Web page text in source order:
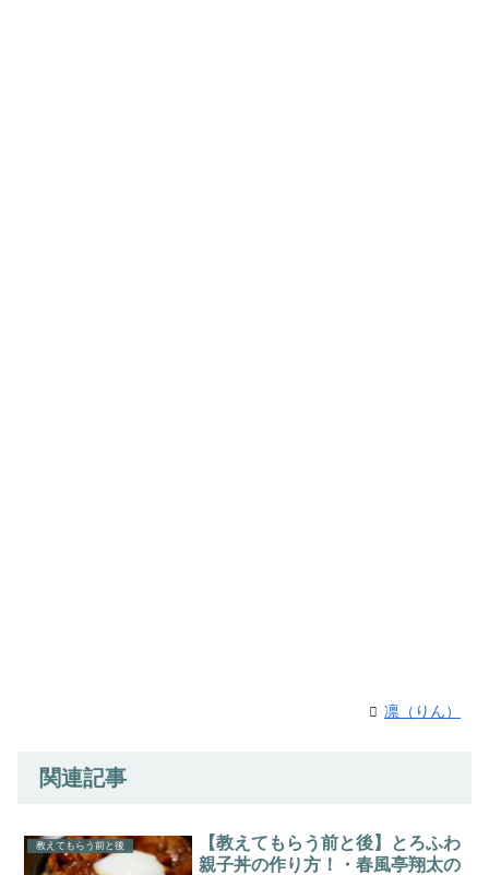
凛（りん）
関連記事
教えてもらう前と後
【教えてもらう前と後】とろふわ
親子丼の作り方！・春風亭翔太の